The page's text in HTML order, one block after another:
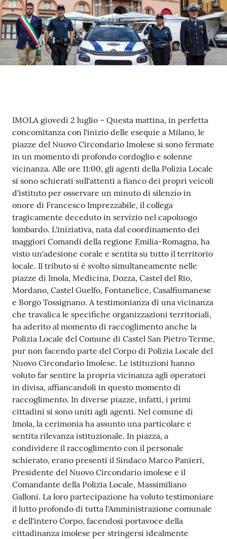
Contenuto
IMOLA giovedì 2 luglio – Questa mattina, in perfetta
concomitanza con l'inizio delle esequie a Milano, le
piazze del Nuovo Circondario Imolese si sono fermate
in un momento di profondo cordoglio e solenne
vicinanza. Alle ore 11:00, gli agenti della Polizia Locale
si sono schierati sull'attenti a fianco dei propri veicoli
d'istituto per osservare un minuto di silenzio in
onore di Francesco Imprezzabile, il collega
tragicamente deceduto in servizio nel capoluogo
lombardo. L'iniziativa, nata dal coordinamento dei
maggiori Comandi della regione Emilia-Romagna, ha
visto un'adesione corale e sentita su tutto il territorio
locale. Il tributo si è svolto simultaneamente nelle
piazze di Imola, Medicina, Dozza, Castel del Rio,
Mordano, Castel Guelfo, Fontanelice, Casalfiumanese
e Borgo Tossignano. A testimonianza di una vicinanza
che travalica le specifiche organizzazioni territoriali,
ha aderito al momento di raccoglimento anche la
Polizia Locale del Comune di Castel San Pietro Terme,
pur non facendo parte del Corpo di Polizia Locale del
Nuovo Circondario Imolese. Le istituzioni hanno
voluto far sentire la propria vicinanza agli operatori
in divisa, affiancandoli in questo momento di
raccoglimento. In diverse piazze, infatti, i primi
cittadini si sono uniti agli agenti. Nel comune di
Imola, la cerimonia ha assunto una particolare e
sentita rilevanza istituzionale. In piazza, a
condividere il raccoglimento con il personale
schierato, erano presenti il Sindaco Marco Panieri,
Presidente del Nuovo Circondario imolese e il
Comandante della Polizia Locale, Massimiliano
Galloni. La loro partecipazione ha voluto testimoniare
il lutto profondo di tutta l'Amministrazione comunale
e dell'intero Corpo, facendosi portavoce della
cittadinanza imolese per stringersi idealmente